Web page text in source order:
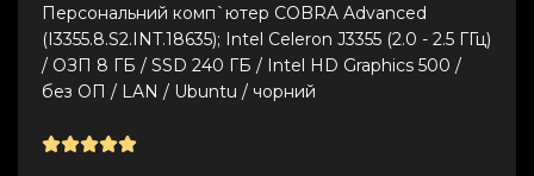
Персональний комп`ютер COBRA Advanced
(I3355.8.S2.INT.18635); Intel Celeron J3355 (2.0 - 2.5 ГГц)
/ ОЗП 8 ГБ / SSD 240 ГБ / Intel HD Graphics 500 /
без ОП / LAN / Ubuntu / чорний